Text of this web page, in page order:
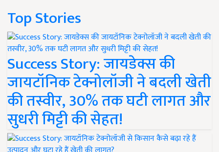
Top Stories
Success Story: जायडेक्स की
जायटॉनिक टेक्नोलॉजी ने बदली खेती
की तस्वीर, 30% तक घटी लागत और
सुधरी मिट्टी की सेहत!